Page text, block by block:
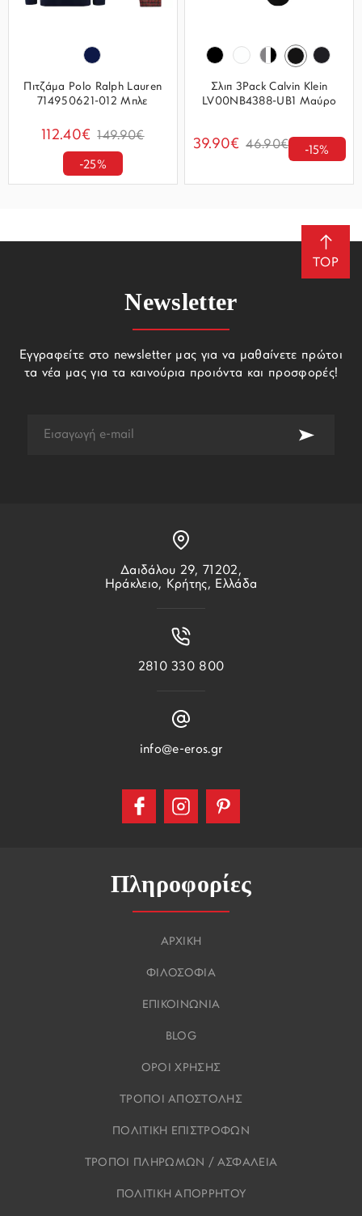
Πιτζάμα Polo Ralph Lauren
714950621-012 Μπλε
112.40€ 149.90€
-25%
Σλιπ 3Pack Calvin Klein
LV00NB4388-UB1 Μαύρο
39.90€ 46.90€ -15%
TOP
Πληροφορίες
ΑΡΧΙΚΗ
ΦΙΛΟΣΟΦΙΑ
ΕΠΙΚΟΙΝΩΝΙΑ
BLOG
ΟΡΟΙ ΧΡΗΣΗΣ
ΤΡΟΠΟΙ ΑΠΟΣΤΟΛΗΣ
ΠΟΛΙΤΙΚΗ ΕΠΙΣΤΡΟΦΩΝ
ΤΡΟΠΟΙ ΠΛΗΡΩΜΩΝ / ΑΣΦΑΛΕΙΑ
ΠΟΛΙΤΙΚΗ ΑΠΟΡΡΗΤΟΥ
Δαιδάλου 29, 71202,
Ηράκλειο, Κρήτης, Ελλάδα
2810 330 800
info@e-eros.gr
Newsletter
Εγγραφείτε στο newsletter μας για να μαθαίνετε πρώτοι
τα νέα μας για τα καινούρια προιόντα και προσφορές!